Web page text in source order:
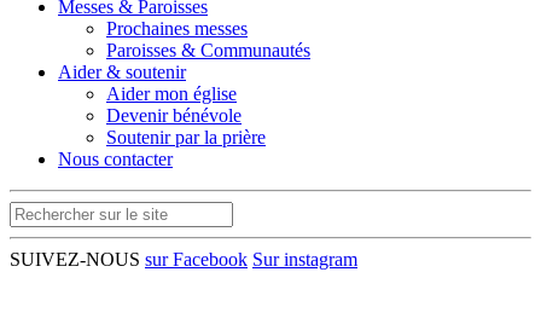
Messes & Paroisses
Prochaines messes
Paroisses & Communautés
Aider & soutenir
Aider mon église
Devenir bénévole
Soutenir par la prière
Nous contacter
SUIVEZ-NOUS sur Facebook Sur instagram